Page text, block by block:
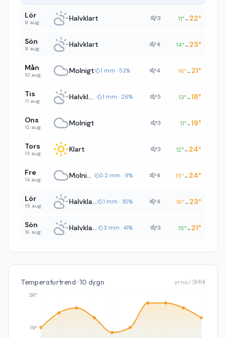
Lör
8 aug. Halvklart 3 11°→ 22°
Sön
9 aug. Halvklart 4 14°→ 23°
Mån
10 aug. Molnigt 1 mm · 52% 4 16°→ 21°
Tis
11 aug. Halvklart 1 mm · 26% 5 13°→18°
Ons
12 aug. Molnigt 3 11°→19°
Tors
13 aug. Klart 3 12°→ 24°
Fre
14 aug. Molnigt 0.2 mm · 9% 4 15°→ 24°
Lör
15 aug. Halvklart 1 mm · 30% 4 16°→ 23°
Sön
16 aug. Halvklart 3 mm · 41% 3 15°→ 21°
Temperaturtrend · 10 dygn yr.no / SMHI
19°
26°